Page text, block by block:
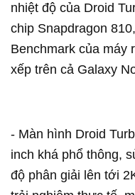
nhiệt độ của Droid
chip Snapdragon
Benchmark của máy
xếp trên cả Galaxy
- Màn hình Droid
inch khá phổ thông,
độ phân giải lên tới